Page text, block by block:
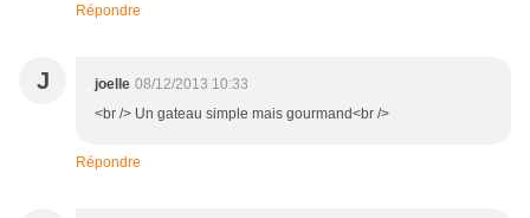
Répondre
J joelle 08/12/2013 10:33
<br /> Un gateau simple mais gourmand<br />
Répondre